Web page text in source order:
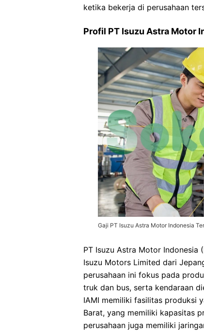
ketika bekerja di perusahaan
Profil PT Isuzu Astra Motor
Gaji PT Isuzu Astra Motor Indonesia
PT Isuzu Astra Motor Indonesia
Isuzu Motors Limited dari
perusahaan ini fokus pada
truk dan bus, serta kendaraan
IAMI memiliki fasilitas produksi
Barat, yang memiliki kapasitas
perusahaan juga memiliki